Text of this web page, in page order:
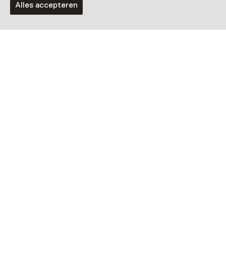
Alles accepteren
Yuki Kihara: Darwin in Paradise